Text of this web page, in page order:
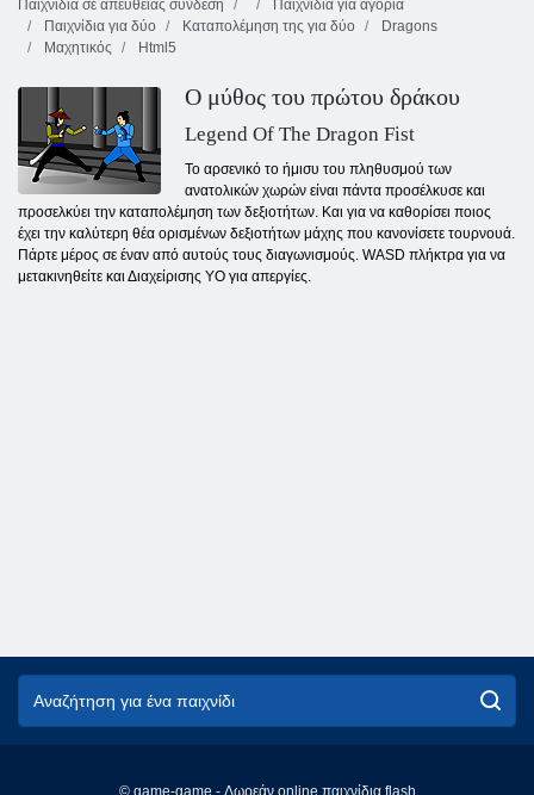
Παιχνίδια σε απευθείας σύνδεση
Παιχνίδια για αγόρια
Παιχνίδια για δύο
Καταπολέμηση της για δύο
Dragons
Μαχητικός
Html5
Ο μύθος του πρώτου δράκου
Legend Of The Dragon Fist
Το αρσενικό το ήμισυ του πληθυσμού των
ανατολικών χωρών είναι πάντα προσέλκυσε και
προσελκύει την καταπολέμηση των δεξιοτήτων. Και για να καθορίσει ποιος
έχει την καλύτερη θέα ορισμένων δεξιοτήτων μάχης που κανονίσετε τουρνουά.
Πάρτε μέρος σε έναν από αυτούς τους διαγωνισμούς. WASD πλήκτρα για να
μετακινηθείτε και Διαχείρισης YO για απεργίες.
© game-game - Δωρεάν online παιχνίδια flash